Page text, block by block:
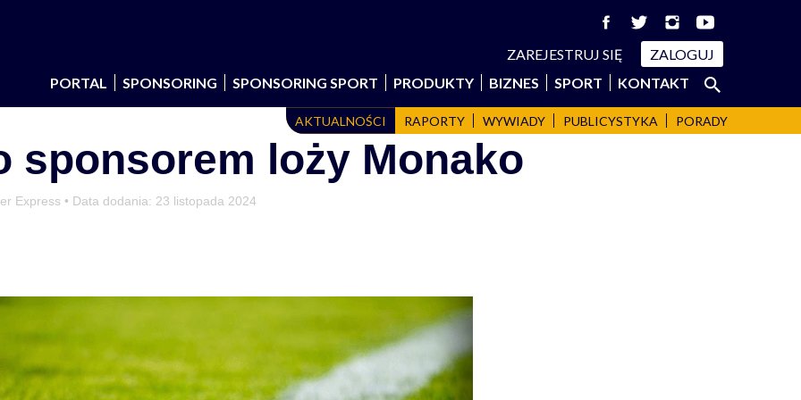
ZAREJESTRUJ SIĘ
ZALOGUJ
PORTAL
SPONSORING SPONSORING SPORT PRODUKTY BIZNES SPORT KONTAKT Szukaj:
SZUKAJ
AKTUALNOŚCI RAPORTY WYWIADY PUBLICYSTYKA PORADY
sponsorem loży Monako
Express • Data dodania: 23 listopada 2024